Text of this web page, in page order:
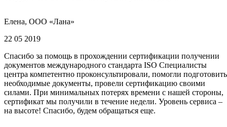
Елена, ООО «Лана»
22 05 2019
Спасибо за помощь в прохождении сертификации получении
документов международного стандарта ISO Специалисты
центра компетентно проконсультировали, помогли подготовить
необходимые документы, провели сертификацию своими
силами. При минимальных потерях времени с нашей стороны,
сертификат мы получили в течение недели. Уровень сервиса –
на высоте! Спасибо, будем обращаться еще.